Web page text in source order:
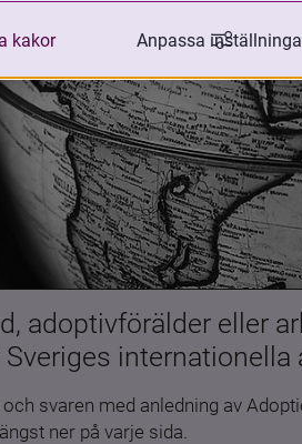
adoptivförälder eller
svaren med anledning av
ner på varje sida.
kakor Anpassa